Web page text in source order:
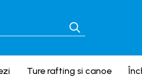
Ture rafting si canoe